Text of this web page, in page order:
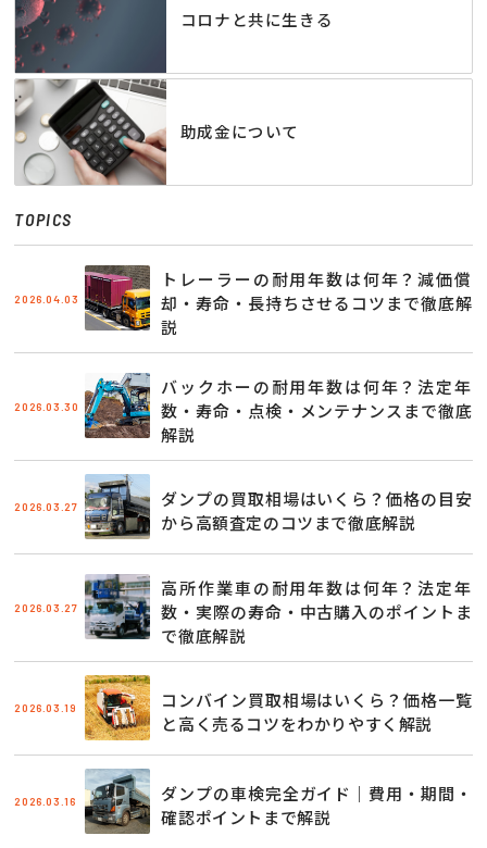
コロナと共に生きる
助成金について
TOPICS
2026.04.03
トレーラーの耐用年数は何年？減価償
却・寿命・長持ちさせるコツまで徹底解
説
2026.03.30
バックホーの耐用年数は何年？法定年
数・寿命・点検・メンテナンスまで徹底
解説
2026.03.27
ダンプの買取相場はいくら？価格の目安
から高額査定のコツまで徹底解説
2026.03.27
高所作業車の耐用年数は何年？法定年
数・実際の寿命・中古購入のポイントま
で徹底解説
2026.03.19
コンバイン買取相場はいくら？価格一覧
と高く売るコツをわかりやすく解説
2026.03.16
ダンプの車検完全ガイド｜費用・期間・
確認ポイントまで解説